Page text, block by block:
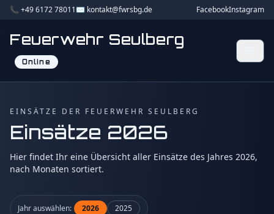
📞 +49 6172 78011✉️ kontakt@fwrsbg.de FacebookInstagram
Feuerwehr Seulberg
Online
EINSÄTZE DER FEUERWEHR SEULBERG
Einsätze 2026
Hier findet Ihr eine Übersicht aller Einsätze des Jahres 2026,
nach Monaten sortiert.
Jahr auswählen: 2026 2025